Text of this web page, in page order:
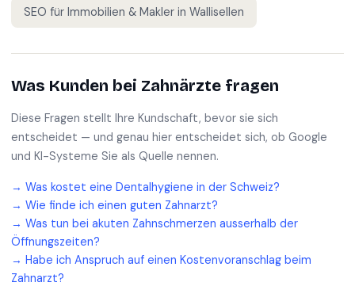
SEO für Immobilien & Makler in Wallisellen
Was Kunden bei Zahnärzte fragen
Diese Fragen stellt Ihre Kundschaft, bevor sie sich
entscheidet — und genau hier entscheidet sich, ob Google
und KI-Systeme Sie als Quelle nennen.
→ Was kostet eine Dentalhygiene in der Schweiz?
→ Wie finde ich einen guten Zahnarzt?
→ Was tun bei akuten Zahnschmerzen ausserhalb der
Öffnungszeiten?
→ Habe ich Anspruch auf einen Kostenvoranschlag beim
Zahnarzt?